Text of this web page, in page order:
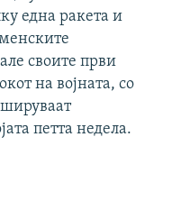
една ракета и
своите први
на војната, со
петта недела.